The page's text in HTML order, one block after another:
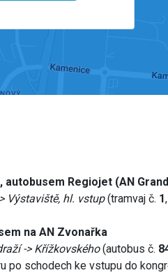
autobusem Regiojet (AN
Výstaviště, hl. vstup(tramvaj č. 1
na AN Zvonařka
-> Křížkovského(autobus č.
po schodech ke vstupu do